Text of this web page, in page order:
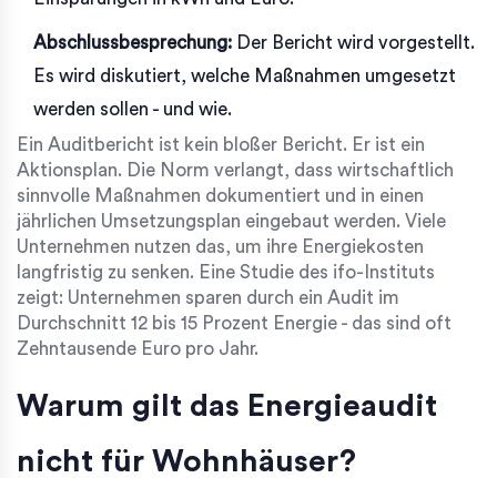
Abschlussbesprechung: Der Bericht wird vorgestellt.
Es wird diskutiert, welche Maßnahmen umgesetzt
werden sollen - und wie.
Ein Auditbericht ist kein bloßer Bericht. Er ist ein
Aktionsplan. Die Norm verlangt, dass wirtschaftlich
sinnvolle Maßnahmen dokumentiert und in einen
jährlichen Umsetzungsplan eingebaut werden. Viele
Unternehmen nutzen das, um ihre Energiekosten
langfristig zu senken. Eine Studie des ifo-Instituts
zeigt: Unternehmen sparen durch ein Audit im
Durchschnitt 12 bis 15 Prozent Energie - das sind oft
Zehntausende Euro pro Jahr.
Warum gilt das Energieaudit
nicht für Wohnhäuser?